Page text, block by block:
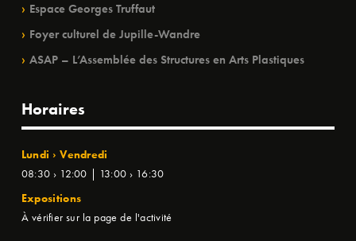
Espace Georges Truffaut
Foyer culturel de Jupille-Wandre
ASAP – L’Assemblée des Structures en Arts Plastiques
Horaires
Lundi › Vendredi
08:30 › 12:00 | 13:00 › 16:30
Expositions
À vérifier sur la page de l'activité